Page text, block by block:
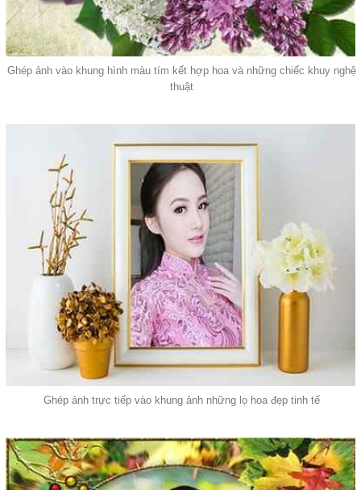
Ghép ảnh vào khung hình màu tím kết hợp hoa và những chiếc khuy nghệ
thuật
Ghép ảnh trực tiếp vào khung ảnh những lọ hoa đẹp tinh tế